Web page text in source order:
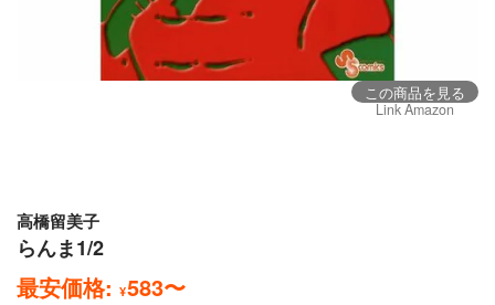
この商品を見る
Link Amazon
高橋留美子
らんま1/2
最安価格: ¥583〜